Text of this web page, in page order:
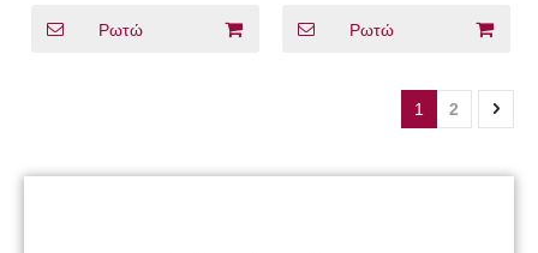
ρεύματος 3 4 καναλιών
Ρωτώ Ρωτώ
1 2